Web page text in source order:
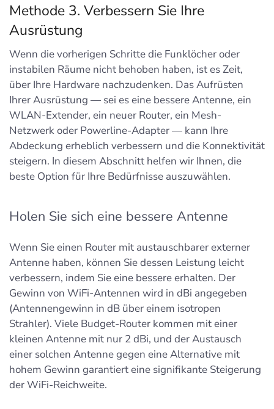
Methode 3. Verbessern Sie Ihre
Ausrüstung
Wenn die vorherigen Schritte die Funklöcher oder
instabilen Räume nicht behoben haben, ist es Zeit,
über Ihre Hardware nachzudenken. Das Aufrüsten
Ihrer Ausrüstung — sei es eine bessere Antenne, ein
WLAN-Extender, ein neuer Router, ein Mesh-
Netzwerk oder Powerline-Adapter — kann Ihre
Abdeckung erheblich verbessern und die Konnektivität
steigern. In diesem Abschnitt helfen wir Ihnen, die
beste Option für Ihre Bedürfnisse auszuwählen.
Holen Sie sich eine bessere Antenne
Wenn Sie einen Router mit austauschbarer externer
Antenne haben, können Sie dessen Leistung leicht
verbessern, indem Sie eine bessere erhalten. Der
Gewinn von WiFi-Antennen wird in dBi angegeben
(Antennengewinn in dB über einem isotropen
Strahler). Viele Budget-Router kommen mit einer
kleinen Antenne mit nur 2 dBi, und der Austausch
einer solchen Antenne gegen eine Alternative mit
hohem Gewinn garantiert eine signifikante Steigerung
der WiFi-Reichweite.